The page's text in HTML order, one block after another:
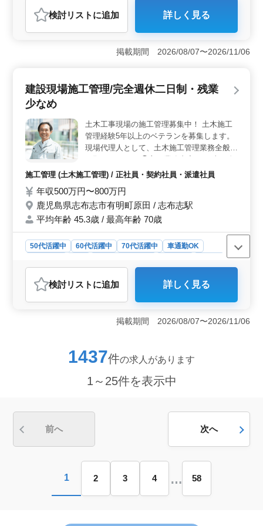
おすすめポイント
＜高収入と賞与による安定した生活基盤＞ この求人で
は、年収500万円〜800万円と高収入が見込め、賞与も年
2回支給されます。賞与額が30万円〜100万円と好待遇で
す。 ＜完全週休二日制でプライベートも充実＞ 完
全週休二日制を採用しており、土日休みに加えて、GW・
平均10時間と少なめで、ワークライフバランスを大切に
しながら働けます。プライベートの時間をしっかり確保
したい方に理想的な環境です。 ＜経験豊富なシニア
層も活躍できる職場環境＞ 60歳以上の方も活躍されて
おり、最高年齢73歳の社員が活躍しています。土木・建
築施工管理の経験が5年以上ある方にとって、今までの経
験をフルに活かして働ける現場です。また、社用車の利
用も可能で、勤務地までの通勤も安心です。
検討リスト に追加 詳しく見る
掲載期間 2026/08/07〜2026/11/06
建設現場施工管理/完全週休二日制・残業
少なめ
土木工事現場の施工管理募集中！ 土木施工
管理経験5年以上のベテランを募集します。
現場代理人として、土木施工管理業務全般を
お願いします。 ◯主な業務内容 ・工事の進
捗管理、コスト管理、安全管理、品質管理
材の手配 ・施工図の作成・修正 ・書類作
成、近隣住民対応、社内会議 など 土木施工
管理技士資格お持ちの方、土木施工管理経験
得にもチャレンジして頂ける資格取得支援制
度あります。 今まで培ってきたスキルをし
施工管理 (土木施工管理) / 正社員・契約社員・派遣社員
年収500万円〜800万円
鹿児島県志布志市有明町原田 / 志布志駅
平均年齢 45.3歳 / 最高年齢 70歳
50代活躍中 60代活躍中 70代活躍中
車通勤OK
施工管理
おすすめポイント
＜働きやすい環境＞ このポジションでは、完全週休二
日制と月平均10時間程度の残業の少なさが特徴です。週
末にはしっかりと休息を取れるため、ワークライフバラ
年始や夏季などの長期休暇も取得できるため、プライベ
ートの充実も図りやすい環境です。 ＜経験者を優遇
しており、資格や経験に応じた優遇制度があります。特
にもぴったりの環境です。 ＜地域密着型で安定した
利です。賞与も年2回支給されており、安定した収入が見
込めます。また、従業員は少人数のため、アットホーム
でコミュニケーションのとりやすい職場です。
検討リスト に追加 詳しく見る
掲載期間 2026/08/07〜2026/11/06
1437件の求人があります
1～25件を表示中
前へ 次へ
1 2 3 4 … 58